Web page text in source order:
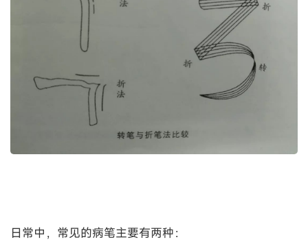
日常中，常见的病笔主要有两种：